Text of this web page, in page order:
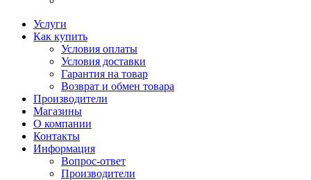
Услуги
Как купить
Условия оплаты
Условия доставки
Гарантия на товар
Возврат и обмен товара
Производители
Магазины
О компании
Контакты
Информация
Вопрос-ответ
Производители